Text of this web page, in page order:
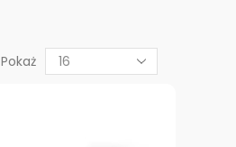
Pokaż